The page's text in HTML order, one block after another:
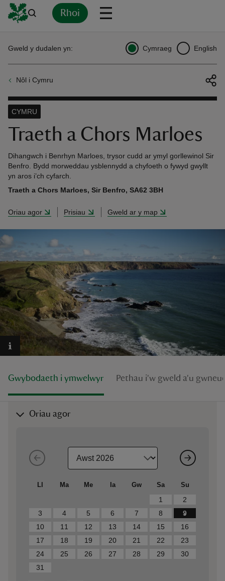
Rhoi
do
Nôl i Cymru
Gweld y dudalen yn: Cymraeg English
Traeth a Chors Marloes
CYMRU
Dihangwch i Benrhyn Marloes, trysor cudd ar ymyl gorllewinol Sir
Benfro. Bydd morweddau ysblennydd a chyfoeth o fywyd gwyllt
yn aros i’ch cyfarch.
Traeth a Chors Marloes, Sir Benfro, SA62 3BH
Oriau agor Prisiau Gweld ar y map
Gwybodaeth i ymwelwyr Pethau i'w gweld a'u
Oriau agor
Ll Ma Me Ia Gw Sa Su
1
2
3
4 5 6 7 8
9
10
11 12 13 14 15
16
17
18 19 20 21 22
23
24
25 26 27 28 29
30
31